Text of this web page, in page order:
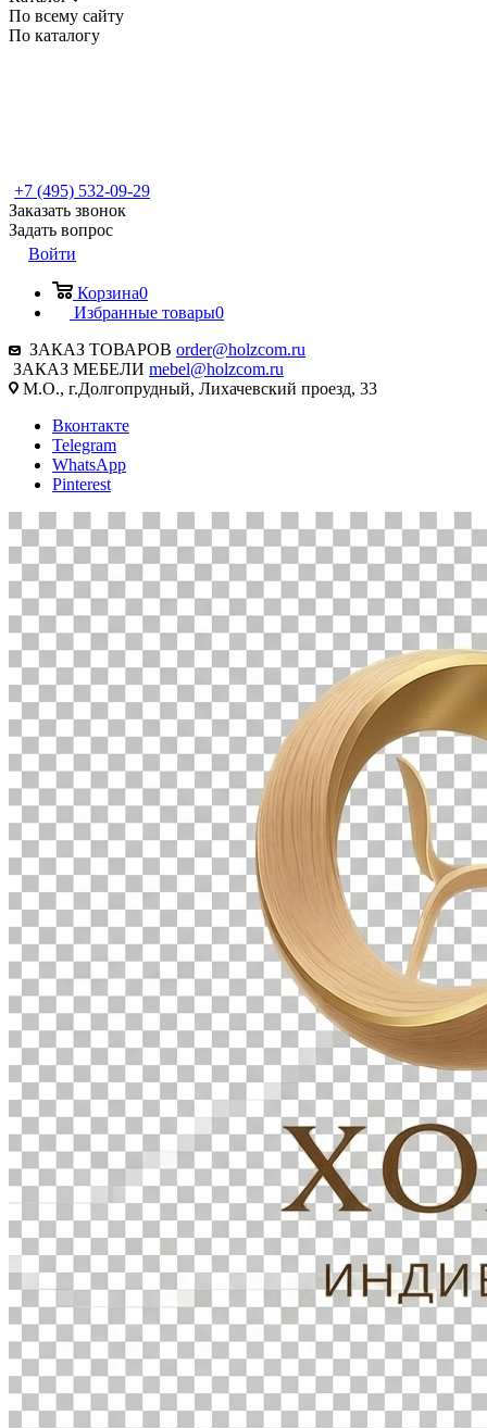
По всему сайту
По каталогу
+7 (495) 532-09-29
Заказать звонок
Задать вопрос
Войти
Корзина0
Избранные товары0
ЗАКАЗ ТОВАРОВ order@holzcom.ru
ЗАКАЗ МЕБЕЛИ mebel@holzcom.ru
М.О., г.Долгопрудный, Лихачевский проезд, 33
Вконтакте
Telegram
WhatsApp
Pinterest